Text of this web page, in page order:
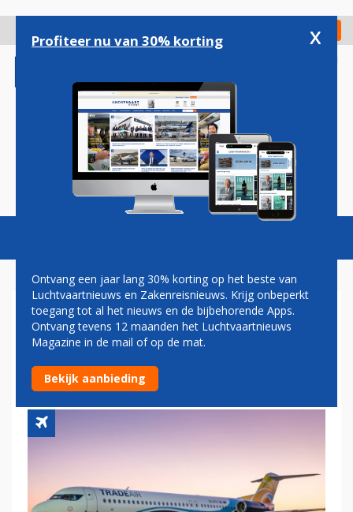
gaan
Check in
Magazine Podcasts Vacatures
AIR FRANCE-VLUCHT NAAR
SCHIPHOL MAAKT
NOODLANDING IN PARIJS
Profiteer nu van 30% korting x
Ontvang een jaar lang 30% korting op het beste van
Luchtvaartnieuws en Zakenreisnieuws. Krijg onbeperkt
toegang tot al het nieuws en de bijbehorende Apps.
Ontvang tevens 12 maanden het Luchtvaartnieuws
Magazine in de mail of op de mat.
Bekijk aanbieding